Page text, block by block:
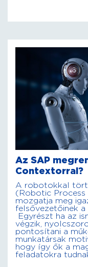
Az SAP
Contextorral?
A robotokkal
(Robotic
mozgatja meg
felsővezetőinek a
Egyrészt ha az
végzik,
pontosítani a
munkatársak
hogy így ők a
feladatokra